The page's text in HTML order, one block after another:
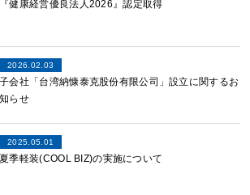
『健康経営優良法人2026』認定取得
2026.02.03
子会社「台湾納慷泰克股份有限公司」設立に関するお
知らせ
2025.05.01
夏季軽装(COOL BIZ)の実施について